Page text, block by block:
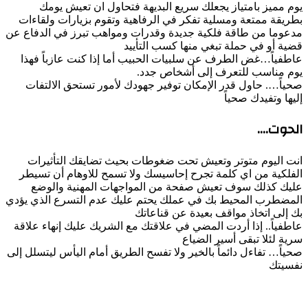
يوم مميز بامتياز يجعلك سريع البديهة فتحاول ان تعيش يومك
بطريقة ممتعة ومسلية تفكر في الرفاهية وتقوم بزيارات ولقاءات
مدعوما من طاقة فلكية جديدة وقدرات ومواهب تبرز في الدفاع عن
قضية أو في حملة تبغي منها كسب التأييد
عاطفياً…غض الطرف عن سلبيات الحبيب أما إذا كنت عازباً فهذا
يوم مناسب للتعرف إلى أشخاص جدد.
صحياً…. حاول قدر الإمكان توفير جهودك لأمور تستحق الالتفات
إليها وتفيدك صحياً
الحوت….
انت اليوم متوتر وتعيش تحت ضغوطات بحيث تضايقك التأثيرات
الفلكية من اي كلمة تجرح إحاسيسك ولا تسمح للاوهام أن تسيطر
عليك كذلك سوف تعيش صفحة من المواجهات المهنية والوضع
المضطرب المحيط بك في عملك يحتم عليك عدم التسرع الذي يؤدي
بك إلى اتخاذ مواقف بعيدة عن قناعاتك
عاطفياً.. إذا أردت المضي في علاقتك مع الشريك عليك إنهاء علاقة
سرية لئلا تبقى أسير الضياع
صحياً… تفاءل دائماً بالخير ولا تفسح الطريق أمام اليأس ليتسلل إلى
نفسيتك